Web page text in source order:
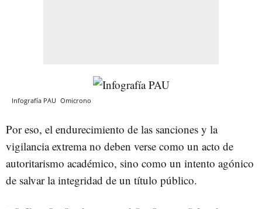
Infografía PAU Omicrono
Por eso, el endurecimiento de las sanciones y la
vigilancia extrema no deben verse como un acto de
autoritarismo académico, sino como un intento agónico
de salvar la integridad de un título público.